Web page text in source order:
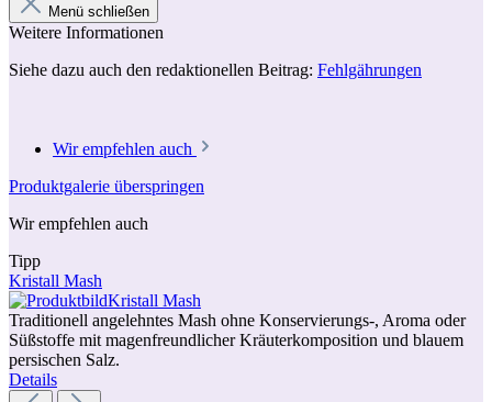
Menü schließen
Weitere Informationen
Siehe dazu auch den redaktionellen Beitrag: Fehlgährungen
Wir empfehlen auch
Produktgalerie überspringen
Wir empfehlen auch
Tipp
Kristall Mash
Traditionell angelehntes Mash ohne Konservierungs-, Aroma oder
Süßstoffe mit magenfreundlicher Kräuterkomposition und blauem
persischen Salz.
Details